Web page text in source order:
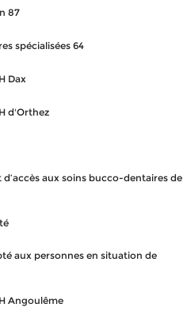
87
spécialisées 64
Dax
d'Orthez
d’accès aux soins bucco-dentaires de
aux personnes en situation de
Angoulême